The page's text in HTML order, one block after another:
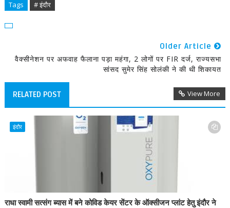
Tags # इंदौर
Older Article
वैक्सीनेशन पर अफवाह फैलाना पड़ा महंगा, 2 लोगों पर FIR दर्ज, राज्यसभा
सांसद सुमेर सिंह सोलंकी ने की थी शिकायत
RELATED POST View More
इंदौर
राधा स्वामी सत्संग ब्यास में बने कोविड केयर सेंटर के ऑक्सीजन प्लांट हेतु इंदौर ने